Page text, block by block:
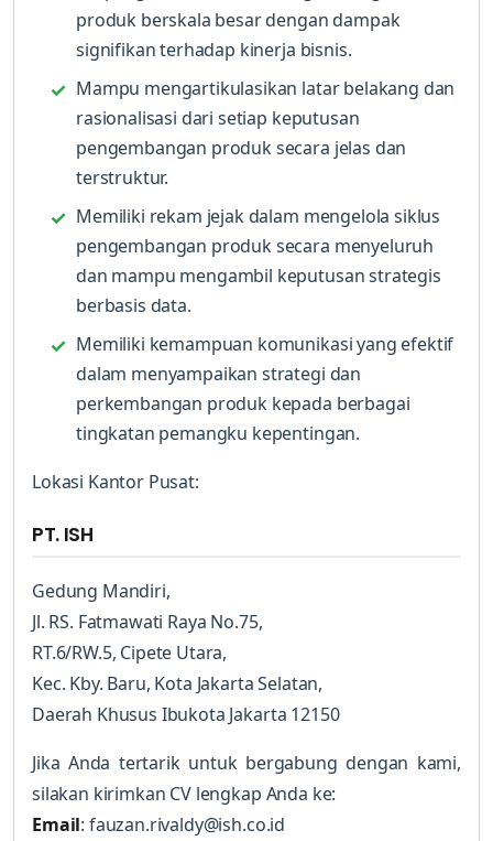
produk berskala besar dengan dampak
signifikan terhadap kinerja bisnis.
Mampu mengartikulasikan latar belakang dan
rasionalisasi dari setiap keputusan
pengembangan produk secara jelas dan
terstruktur.
Memiliki rekam jejak dalam mengelola siklus
pengembangan produk secara menyeluruh
dan mampu mengambil keputusan strategis
berbasis data.
Memiliki kemampuan komunikasi yang efektif
dalam menyampaikan strategi dan
perkembangan produk kepada berbagai
tingkatan pemangku kepentingan.
Lokasi Kantor Pusat:
PT. ISH
Gedung Mandiri,
Jl. RS. Fatmawati Raya No.75,
RT.6/RW.5, Cipete Utara,
Kec. Kby. Baru, Kota Jakarta Selatan,
Daerah Khusus Ibukota Jakarta 12150
Jika Anda tertarik untuk bergabung dengan kami,
silakan kirimkan CV lengkap Anda ke:
Email: fauzan.rivaldy@ish.co.id